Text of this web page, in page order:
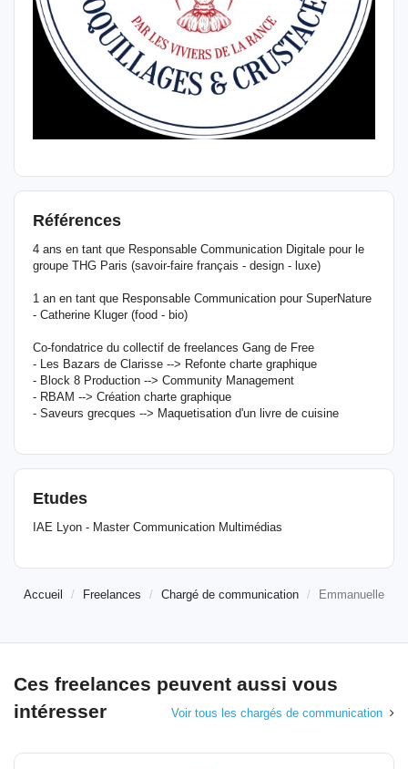
Références
4 ans en tant que Responsable Communication Digitale pour le
groupe THG Paris (savoir-faire français - design - luxe)
1 an en tant que Responsable Communication pour SuperNature
- Catherine Kluger (food - bio)
Co-fondatrice du collectif de freelances Gang de Free
- Les Bazars de Clarisse --> Refonte charte graphique
- Block 8 Production --> Community Management
- RBAM --> Création charte graphique
- Saveurs grecques --> Maquetisation d'un livre de cuisine
Etudes
IAE Lyon - Master Communication Multimédias
Accueil Freelances Chargé de communication Emmanuelle
Ces freelances peuvent aussi vous
intéresser
Voir tous les chargés de communication